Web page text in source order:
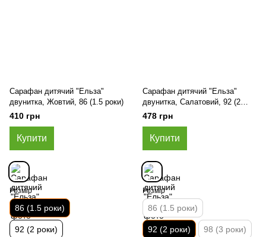
Сарафан дитячий "Ельза"
двунитка, Жовтий, 86 (1.5 роки)
410 грн
Купити
Розмір
86 (1.5 роки)
92 (2 роки)
Сарафан дитячий "Ельза"
двунитка, Салатовий, 92 (2
роки)
478 грн
Купити
Розмір
86 (1.5 роки)
92 (2 роки) 98 (3 роки)